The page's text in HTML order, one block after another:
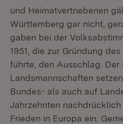
und Heimatvertriebenen
Württemberg gar nicht,
gaben bei der
1951, die zur Gründung
führte, den Ausschlag. Der
Landsmannschaften
Bundes- als auch auf
Jahrzehnten
Frieden in Europa ein.